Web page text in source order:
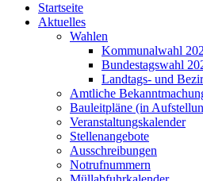
Startseite
Aktuelles
Wahlen
Kommunalwahl
Bundestagswahl
Landtags- und
Amtliche
Bauleitpläne (in
Veranstaltungskalender
Stellenangebote
Ausschreibungen
Notrufnummern